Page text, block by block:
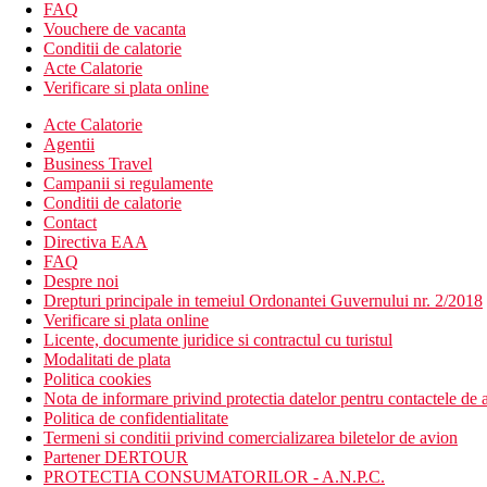
bauturile in timpul discoteca nu sunt incluse in programul
Plaja
Plaja cu nisip la cca 300 m de hotel
Oferta sportiva
Tenis gratuit (iluminat contra cost), fitness, tenis de masa,
Contra cost, biliard, bowling, masaje si sporturi acvatice pe
Copii
Mini club, piscina pentru copii, tobogane. Patut pentru copii sub
Carduri
VISA, CE/MC.
Site-ul web
www.artsidehotel.com
Wellness
Gratuit: baie turceasca (doar acces), sauna.
Contra cost: proceduri SPA, masaje.
FAQ
Vouchere de vacanta
Conditii de calatorie
Acte Calatorie
Verificare si plata online
Acte Calatorie
Agentii
Business Travel
Campanii si regulamente
Conditii de calatorie
Contact
Directiva EAA
FAQ
Despre noi
Drepturi principale in temeiul Ordonantei Guvernului nr. 2/2018
Verificare si plata online
Licente, documente juridice si contractul cu turistul
Modalitati de plata
Politica cookies
Nota de informare privind protectia datelor pentru contactele de
Politica de confidentialitate
Termeni si conditii privind comercializarea biletelor de avion
Partener DERTOUR
PROTECTIA CONSUMATORILOR - A.N.P.C.